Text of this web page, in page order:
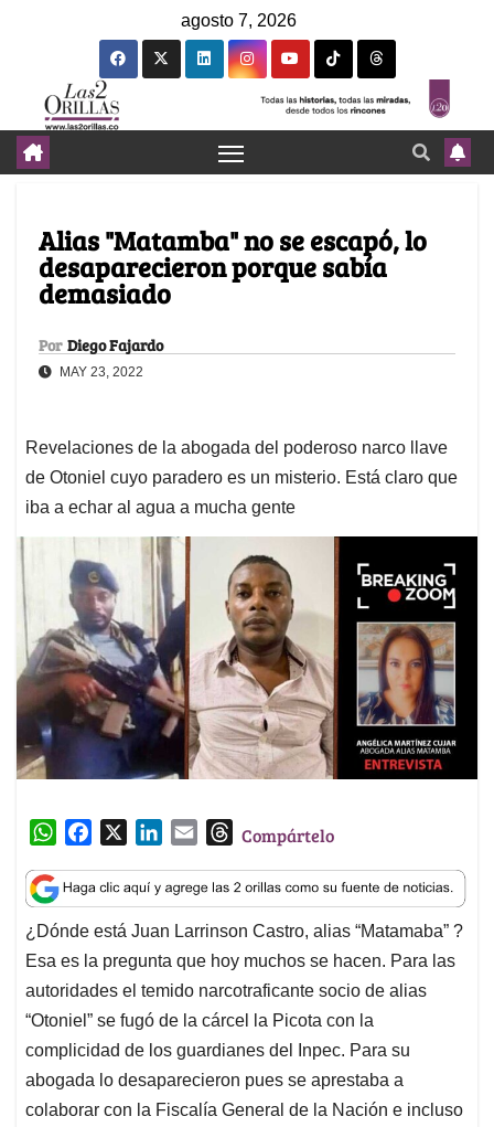
agosto 7, 2026
Alias "Matamba" no se escapó, lo
desaparecieron porque sabía
demasiado
Por Diego Fajardo
MAY 23, 2022
Revelaciones de la abogada del poderoso narco llave
de Otoniel cuyo paradero es un misterio. Está claro que
iba a echar al agua a mucha gente
W
a
t
s
A
p
p
c
e
b
o
o
k
n
k
e
d
I
n
a
i
l
T
r
e
a
d
s
Compártelo
¿Dónde está Juan Larrinson Castro, alias “Matamaba” ?
Esa es la pregunta que hoy muchos se hacen. Para las
autoridades el temido narcotraficante socio de alias
“Otoniel” se fugó de la cárcel la Picota con la
complicidad de los guardianes del Inpec. Para su
abogada lo desaparecieron pues se aprestaba a
colaborar con la Fiscalía General de la Nación e incluso